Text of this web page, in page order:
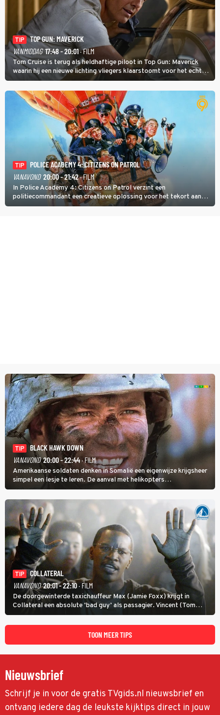
TIP
TOP GUN: MAVERICK
VANMIDDAG 17:48 - 20:01· FILM
Tom Cruise is terug als heldhaftige piloot in Top Gun: Maverick
waarin hij een nieuwe lichting vliegers klaarstoomt voor het echte
werk.
TIP
POLICE ACADEMY 4: CITIZENS ON PATROL
VANAVOND 20:00 - 21:42· FILM
In Police Academy 4: Citizens on Patrol verzint een
politiecommandant een creatieve oplossing voor het tekort aan
agenten.
TIP
BLACK HAWK DOWN
VANAVOND 20:00 - 22:44· FILM
Amerikaanse soldaten denken in Somalië een eigenwijze krijgsheer
simpel een lesje te leren. De aanval met helikopters
verloopt in Black Hawk down dramatisch.
TIP
COLLATERAL
VANAVOND 20:01 - 22:10· FILM
De doorgewinterde taxichauffeur Max (Jamie Foxx) krijgt in
Collateral een absolute ‘bad guy’ als passagier. Vincent (Tom
Cruise) heeft hem nodig om hem de stad door te loodsen om een
wel heel lugubere reden.
TOON MEER TIPS
Nieuwsbrief
Schrijf je in voor de gratis TVgids.nl nieuwsbrief en
ontvang iedere dag de leukste kijktips direct in jouw